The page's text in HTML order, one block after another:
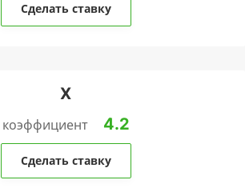
Сделать ставку
Х
коэффициент 4.2
Сделать ставку